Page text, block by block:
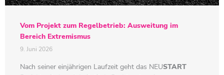
Vom Projekt zum Regelbetrieb: Ausweitung im
Bereich Extremismus
9. Juni 2026
Nach seiner einjährigen Laufzeit geht das NEUSTART